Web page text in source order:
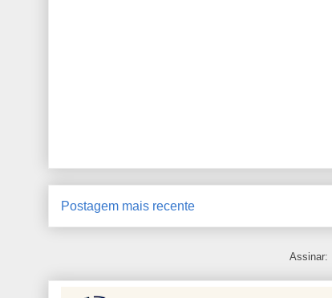
Postagem mais recente
Assinar: